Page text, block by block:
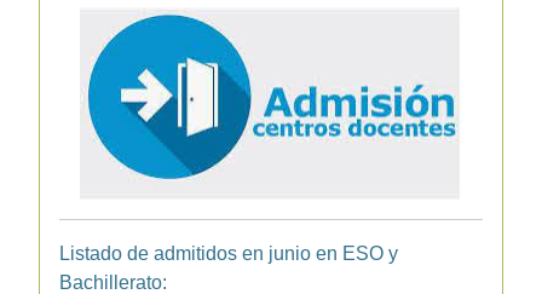
Listado de admitidos en junio en ESO y
Bachillerato: